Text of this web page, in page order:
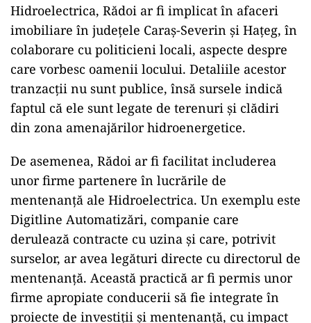
Hidroelectrica, Rădoi ar fi implicat în afaceri
imobiliare în județele Caraș-Severin și Hațeg, în
colaborare cu politicieni locali, aspecte despre
care vorbesc oamenii locului. Detaliile acestor
tranzacții nu sunt publice, însă sursele indică
faptul că ele sunt legate de terenuri și clădiri
din zona amenajărilor hidroenergetice.
De asemenea, Rădoi ar fi facilitat includerea
unor firme partenere în lucrările de
mentenanță ale Hidroelectrica. Un exemplu este
Digitline Automatizări, companie care
derulează contracte cu uzina și care, potrivit
surselor, ar avea legături directe cu directorul de
mentenanță. Această practică ar fi permis unor
firme apropiate conducerii să fie integrate în
proiecte de investiții și mentenanță, cu impact